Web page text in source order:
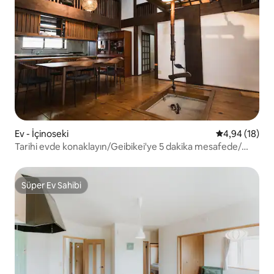
Ev - İçinoseki 5 üzerinden
4,94 (18)
Tarihi evde konaklayın/Geibikei'ye 5 dakika mesafede/
Süper Ev Sahibi
Süper Ev Sahibi